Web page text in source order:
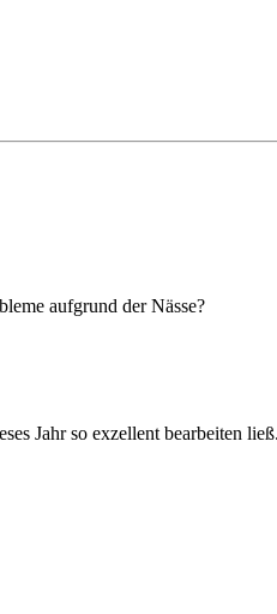
aufgrund der Nässe?
Jahr so exzellent bearbeiten ließ.